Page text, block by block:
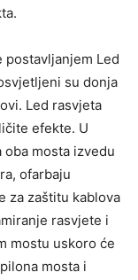
Led
su donja
Led rasvjeta
efekte. U
oba mosta izvedu
ofarbaju
za zaštitu kablova
rasvjete i
mostu uskoro će
mosta i